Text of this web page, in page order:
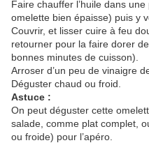
Faire chauffer l’huile dans
omelette bien épaisse) puis y
Couvrir, et lisser cuire à feu
retourner pour la faire dorer
bonnes minutes de cuisson).
Arroser d’un peu de vinaigre
Déguster chaud ou froid.
Astuce :
On peut déguster cette
salade, comme plat complet,
ou froide) pour l’apéro.